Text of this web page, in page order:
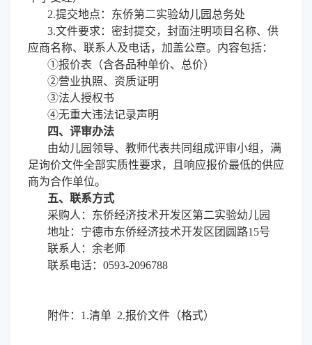
2.提交地点：东侨第二实验幼儿园总务处
3.文件要求：密封提交，封面注明项目名称、供
应商名称、联系人及电话，加盖公章。内容包括：
①报价表（含各品种单价、总价）
②营业执照、资质证明
③法人授权书
④无重大违法记录声明
四、评审办法
由幼儿园领导、教师代表共同组成评审小组，满
足询价文件全部实质性要求，且响应报价最低的供应
商为合作单位。
五、联系方式
采购人：东侨经济技术开发区第二实验幼儿园
地址：宁德市东侨经济技术开发区团圆路15号
联系人：余老师
联系电话： 0593-2096788
附件： 1.清单 2.报价文件（格式）